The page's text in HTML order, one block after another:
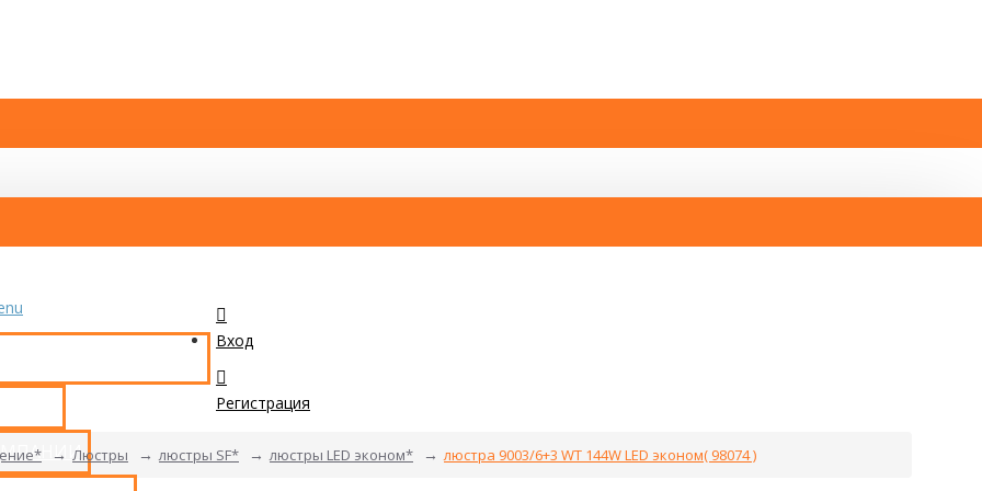
Вход
Регистрация
Люстры люстры SF* люстры LED эконом* люстра 9003/6+3 WT 144W LED эконом( 98074 )